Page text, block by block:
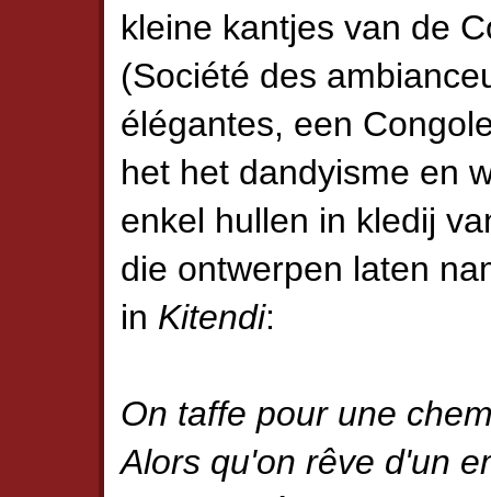
kleine kantjes van de
(Société des
élégantes, een
het het dandyisme en
enkel hullen in kledij
die ontwerpen laten
in Kitendi:
On taffe pour une
Alors qu'on rêve d'un